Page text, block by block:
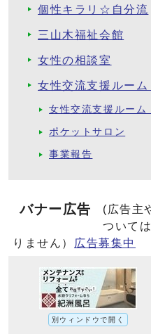
個性キラリ☆自分流
三山木福祉会館
女性の相談室
女性交流支援ルーム
女性交流支援ルーム
ポケットサロン
事業報告
バナー広告
(広告主
ついて
りません）
広告募集中
別ウィンドウで開く